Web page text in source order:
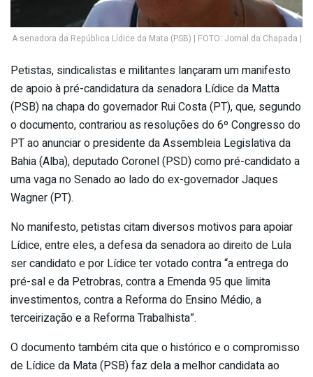
A senadora da República Lídice da Mata (PSB) | FOTO: Jornal da Chapada |
Petistas, sindicalistas e militantes lançaram um manifesto
de apoio à pré-candidatura da senadora Lídice da Matta
(PSB) na chapa do governador Rui Costa (PT), que, segundo
o documento, contrariou as resoluções do 6º Congresso do
PT ao anunciar o presidente da Assembleia Legislativa da
Bahia (Alba), deputado Coronel (PSD) como pré-candidato a
uma vaga no Senado ao lado do ex-governador Jaques
Wagner (PT).
No manifesto, petistas citam diversos motivos para apoiar
Lídice, entre eles, a defesa da senadora ao direito de Lula
ser candidato e por Lídice ter votado contra “a entrega do
pré-sal e da Petrobras, contra a Emenda 95 que limita
investimentos, contra a Reforma do Ensino Médio, a
terceirização e a Reforma Trabalhista”.
O documento também cita que o histórico e o compromisso
de Lídice da Mata (PSB) faz dela a melhor candidata ao